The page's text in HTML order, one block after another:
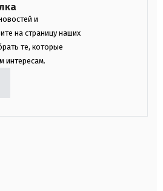
и
на страницу наших
те, которые
интересам.